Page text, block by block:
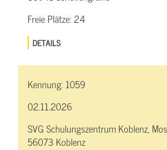
Freie Plätze:24
DETAILS
Kennung: 1059
02.11.2026
SVG Schulungszentrum Koblenz,
56073 Koblenz